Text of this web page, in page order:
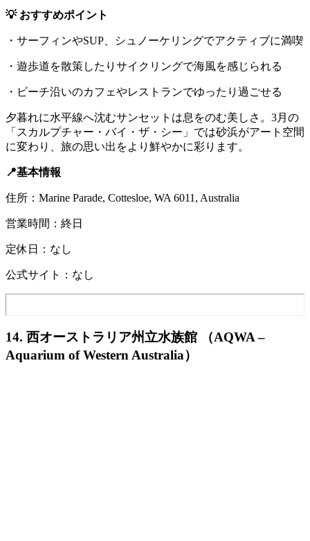
💡 おすすめポイント
・サーフィンやSUP、シュノーケリングでアクティブに満喫
・遊歩道を散策したりサイクリングで海風を感じられる
・ビーチ沿いのカフェやレストランでゆったり過ごせる
夕暮れに水平線へ沈むサンセットは息をのむ美しさ。3月の
「スカルプチャー・バイ・ザ・シー」では砂浜がアート空間
に変わり、旅の思い出をより鮮やかに彩ります。
📍基本情報
住所：Marine Parade, Cottesloe, WA 6011, Australia
営業時間：終日
定休日：なし
公式サイト：なし
14. 西オーストラリア州立水族館 （AQWA –
Aquarium of Western Australia）